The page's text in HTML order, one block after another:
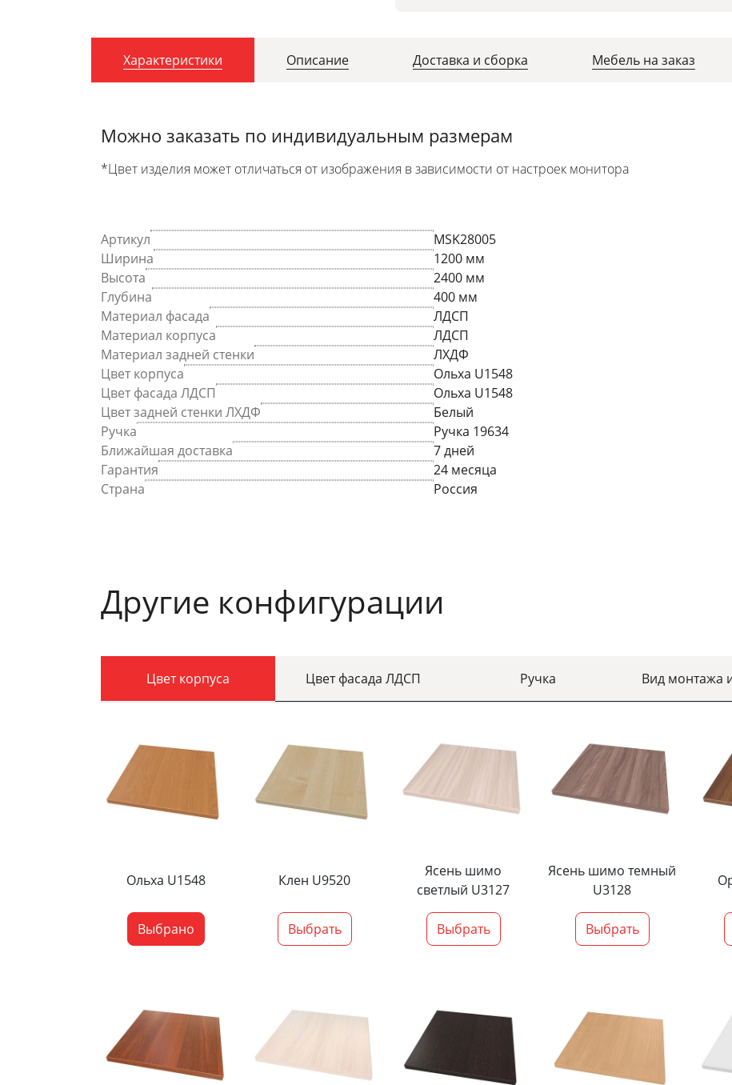
Характеристики Описание Доставка и сборка Мебель на заказ
Можно заказать по индивидуальным размерам
*Цвет изделия может отличаться от изображения в зависимости от настроек монитора
Артикул
MSK28005
Ширина
1200 мм
Высота
2400 мм
Глубина
400 мм
Материал фасада
ЛДСП
Материал корпуса
ЛДСП
Материал задней стенки
ЛХДФ
Цвет корпуса
Ольха U1548
Цвет фасада ЛДСП
Ольха U1548
Цвет задней стенки ЛХДФ
Белый
Ручка
Ручка 19634
Ближайшая доставка
7 дней
Гарантия
24 месяца
Страна
Россия
Другие конфигурации
Цвет корпуса Цвет фасада ЛДСП Ручка Вид монтажа
Ольха U1548
Выбрано
Клен U9520
Выбрать
Ясень шимо
светлый U3127
Выбрать
Ясень шимо темный
U3128
Выбрать